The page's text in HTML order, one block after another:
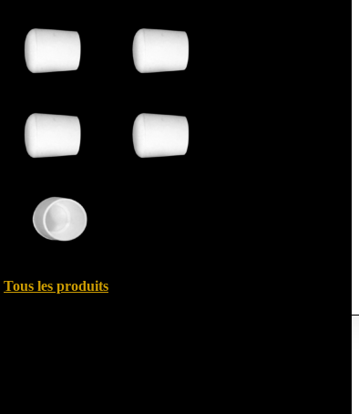
Tous les produits